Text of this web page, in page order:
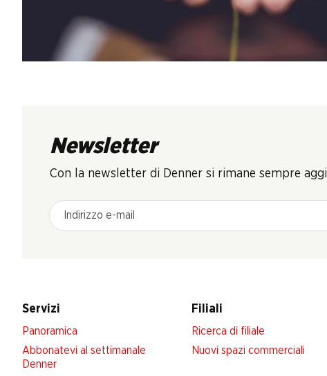
Newsletter
Con la newsletter di Denner si rimane sempre
Indirizzo e-mail
Servizi
Panoramica
Abbonatevi al settimanale
Denner
Filiali
Ricerca di filiale
Nuovi spazi commerciali